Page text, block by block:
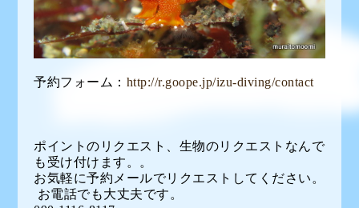
予約フォーム： http://r.goope.jp/izu-diving/contact
ポイントのリクエスト、生物のリクエストなんで
も受け付けます。。
お気軽に予約メールでリクエストしてください。
お電話でも大丈夫です。